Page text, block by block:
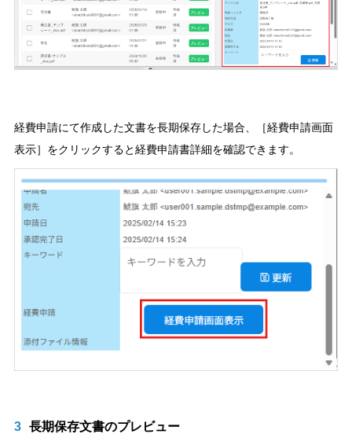
経費申請にて作成した文書を長期保存した場合、［経費申請画面
表示］をクリックすると経費申請書詳細を確認できます。
3 長期保存文書のプレビュー